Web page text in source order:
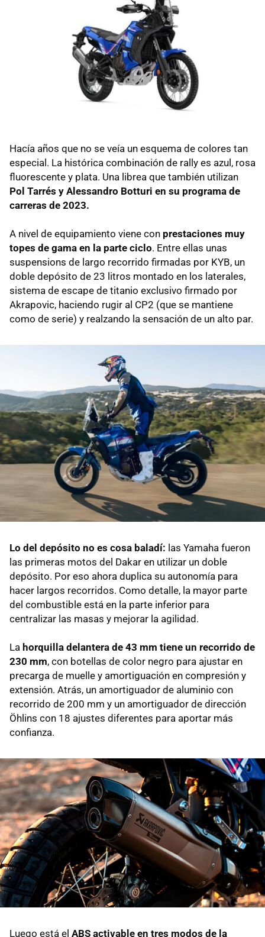
Hacía años que no se veía un esquema de colores tan
especial. La histórica combinación de rally es azul, rosa
fluorescente y plata. Una librea que también utilizan
Pol Tarrés y Alessandro Botturi en su programa de
carreras de 2023.
A nivel de equipamiento viene con prestaciones muy
topes de gama en la parte ciclo. Entre ellas unas
suspensions de largo recorrido firmadas por KYB, un
doble depósito de 23 litros montado en los laterales,
sistema de escape de titanio exclusivo firmado por
Akrapovic, haciendo rugir al CP2 (que se mantiene
como de serie) y realzando la sensación de un alto par.
Lo del depósito no es cosa baladí: las Yamaha fueron
las primeras motos del Dakar en utilizar un doble
depósito. Por eso ahora duplica su autonomía para
hacer largos recorridos. Como detalle, la mayor parte
del combustible está en la parte inferior para
centralizar las masas y mejorar la agilidad.
La horquilla delantera de 43 mm tiene un recorrido de
230 mm, con botellas de color negro para ajustar en
precarga de muelle y amortiguación en compresión y
extensión. Atrás, un amortiguador de aluminio con
recorrido de 200 mm y un amortiguador de dirección
Öhlins con 18 ajustes diferentes para aportar más
confianza.
Luego está el ABS activable en tres modos de la